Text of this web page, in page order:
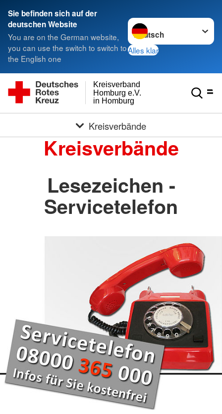
Sie befinden sich auf der
deutschen Website
You are on the German website,
you can use the switch to switch to
the English one
Sprache wechseln zu
Alles klar
in Homburg
Homburg e.V.
Kreisverband
Kreisverbände
Kreisverbände
Lesezeichen -
Servicetelefon